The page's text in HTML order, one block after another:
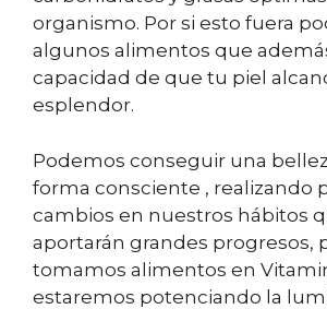
organismo. Por si esto fuera
algunos alimentos que
capacidad de que tu piel
esplendor.
Podemos conseguir una
forma consciente , realizando
cambios en nuestros hábitos
aportarán grandes progresos,
tomamos alimentos en
estaremos potenciando la